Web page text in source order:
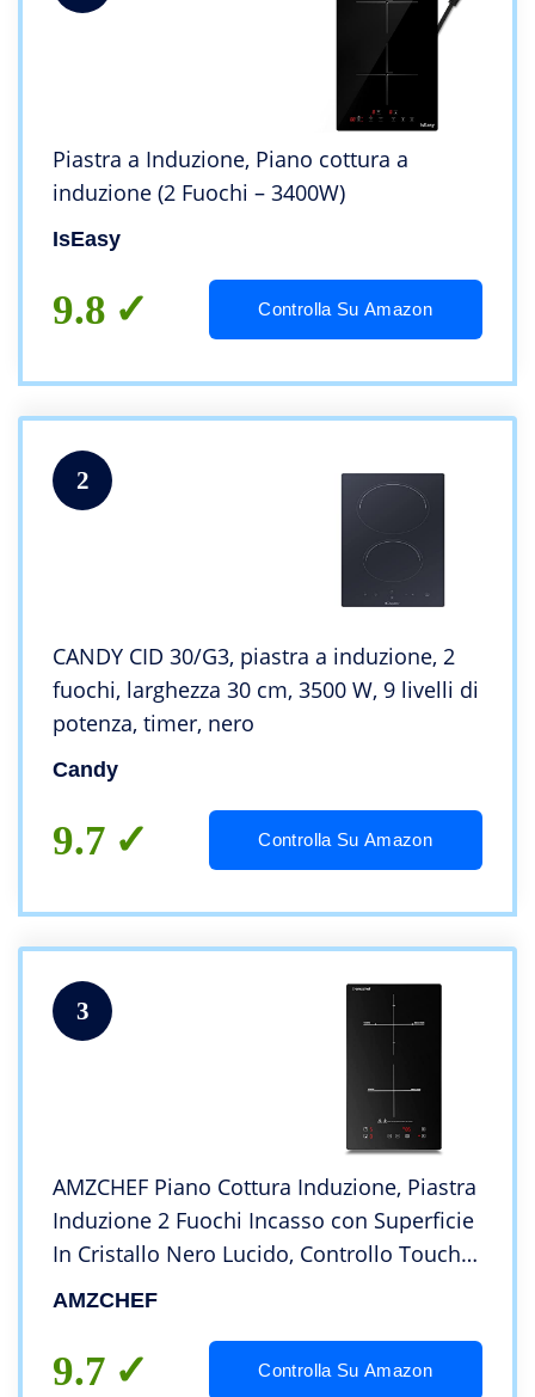
Piastra a Induzione, Piano cottura a
induzione (2 Fuochi – 3400W)
IsEasy
9.8 Controlla Su Amazon
2
CANDY CID 30/G3, piastra a induzione, 2
fuochi, larghezza 30 cm, 3500 W, 9 livelli di
potenza, timer, nero
Candy
9.7 Controlla Su Amazon
3
AMZCHEF Piano Cottura Induzione, Piastra
Induzione 2 Fuochi Incasso con Superficie
In Cristallo Nero Lucido, Controllo Touch
Sensor e Blocco Bambini,10 Livelli di
AMZCHEF
9.7 Controlla Su Amazon